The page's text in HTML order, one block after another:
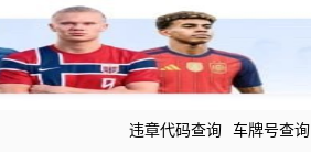
违章代码查询 车牌号查询